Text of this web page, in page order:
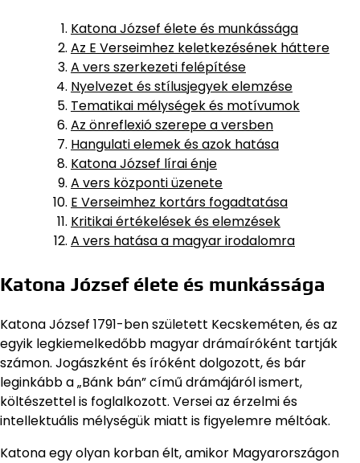
Katona József élete és munkássága
Az E Verseimhez keletkezésének háttere
A vers szerkezeti felépítése
Nyelvezet és stílusjegyek elemzése
Tematikai mélységek és motívumok
Az önreflexió szerepe a versben
Hangulati elemek és azok hatása
Katona József lírai énje
A vers központi üzenete
E Verseimhez kortárs fogadtatása
Kritikai értékelések és elemzések
A vers hatása a magyar irodalomra
Katona József élete és munkássága
Katona József 1791-ben született Kecskeméten, és az
egyik legkiemelkedőbb magyar drámaíróként tartják
számon. Jogászként és íróként dolgozott, és bár
leginkább a „Bánk bán” című drámájáról ismert,
költészettel is foglalkozott. Versei az érzelmi és
intellektuális mélységük miatt is figyelemre méltóak.
Katona egy olyan korban élt, amikor Magyarországon